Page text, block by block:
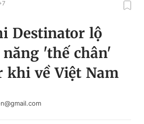
Destinator lộ
'thế chân'
khi về Việt Nam